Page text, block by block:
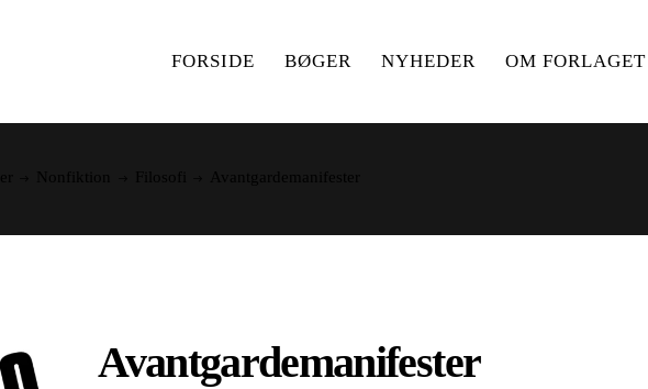
FORSIDE BØGER NYHEDER OM FORLAGET
Avantgardemanifester